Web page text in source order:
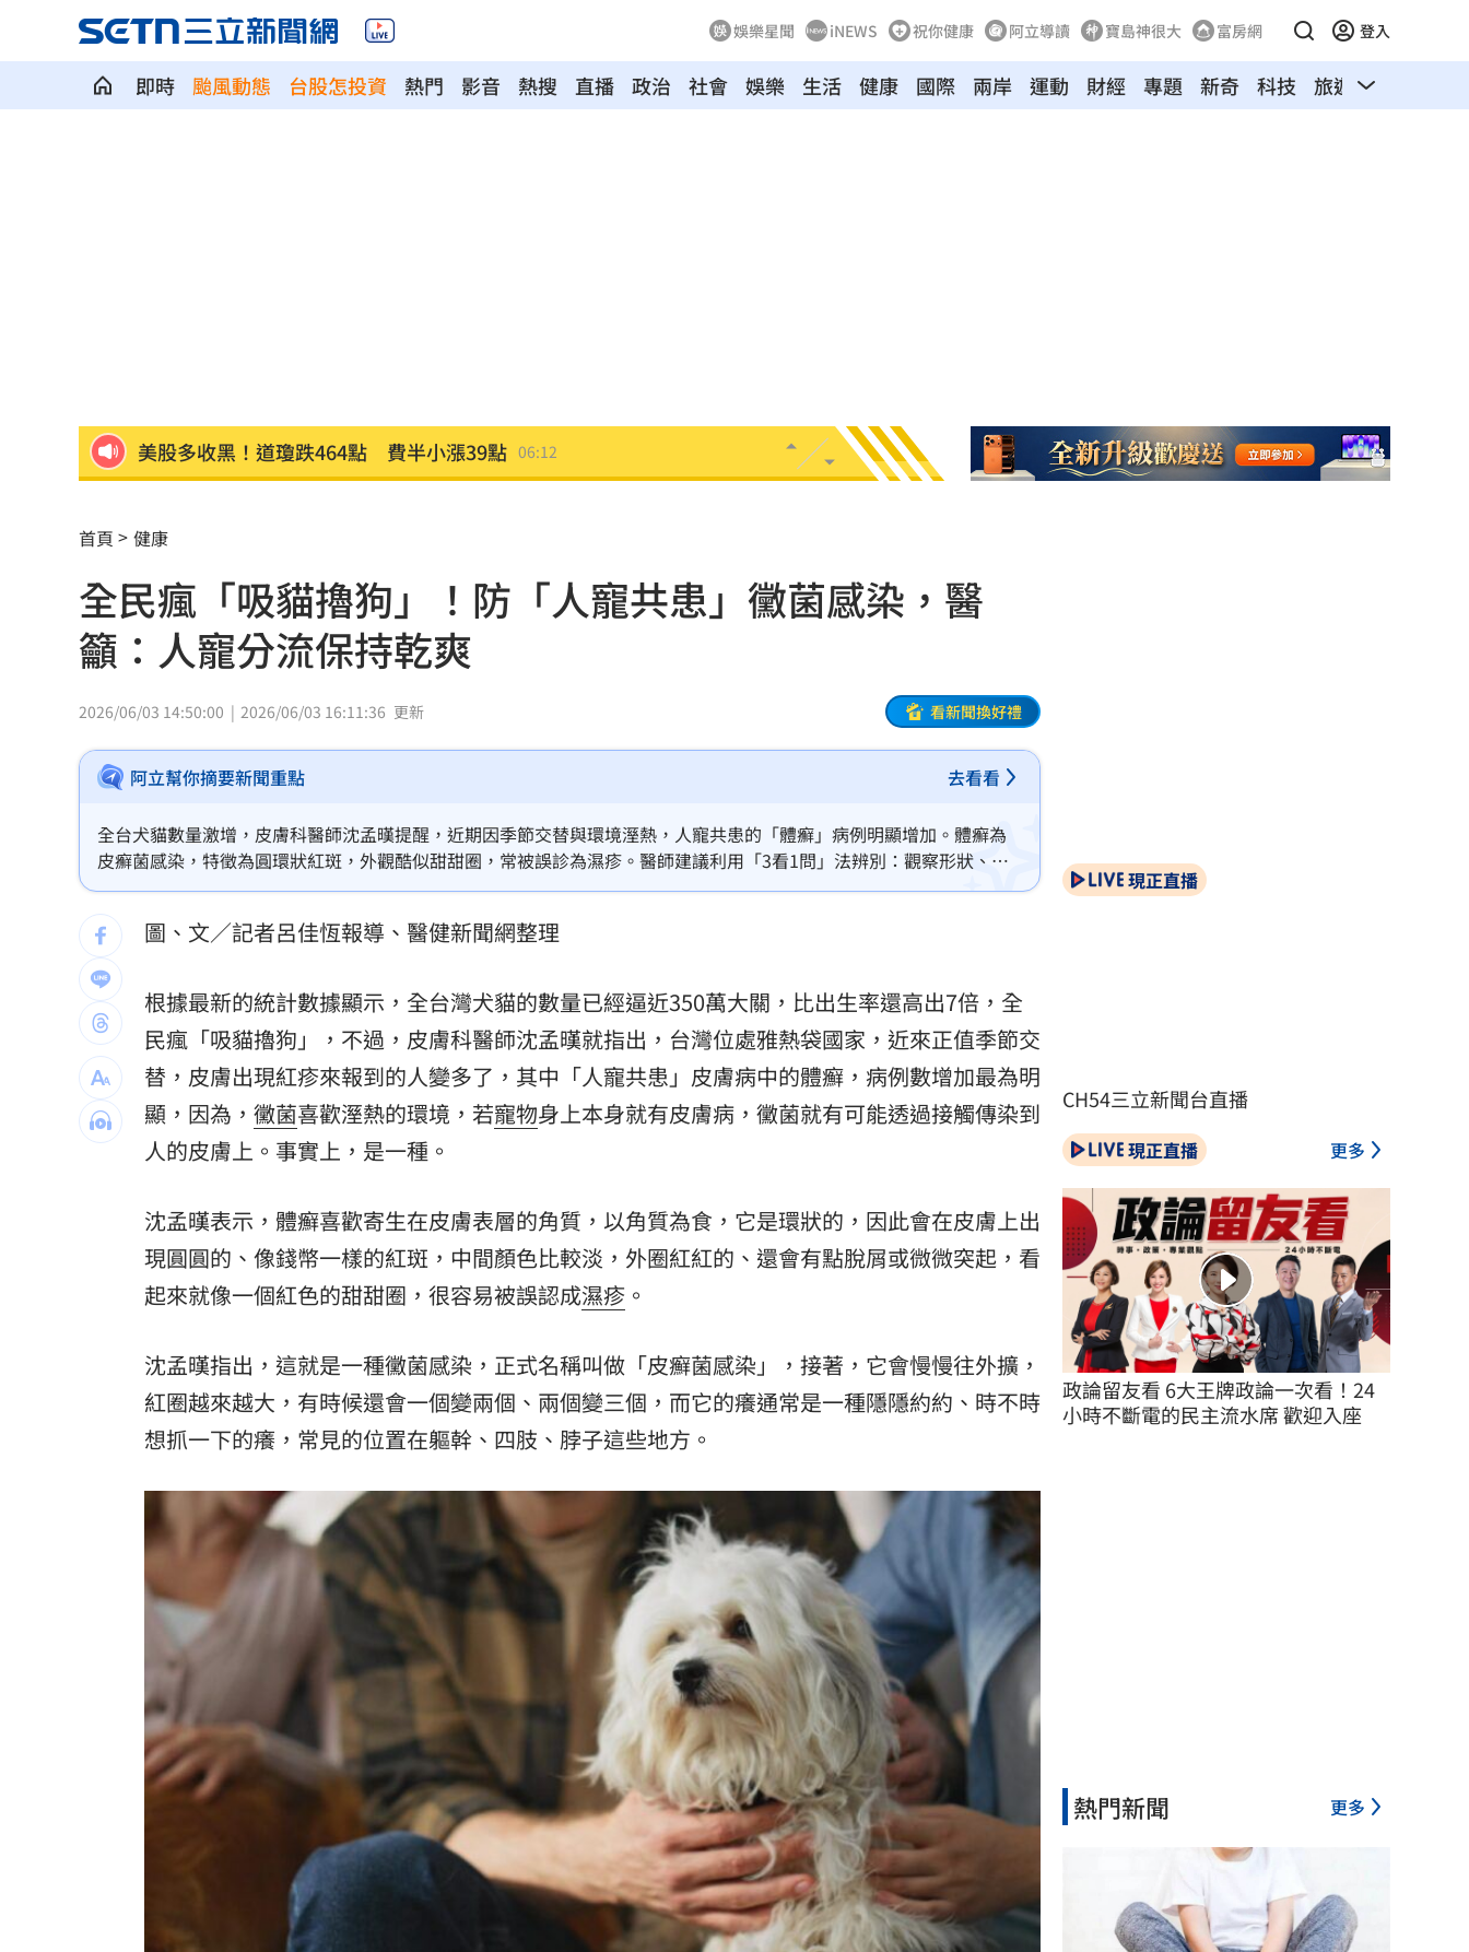
娛樂星聞 iNEWS 祝你健康 阿立導讀 寶島神很大 富房網 登入
即時 颱風動態 台股怎投資 熱門 影音 熱搜 直播 政治 社會 娛樂 生活 健康 國際 兩岸 運動 財經 專題 新奇 科技 旅遊 汽車
今迎立秋！「5星座、5生肖」財運旺到爆 06:10
網紅肥大叔猝逝！網淚：一直覺得怪
白海豚最快今發海警！專家曝停班停課機率 06:06
「這10檔」領漲狂飆！海外ETF反攻 06:05
19歲男上國道「離奇火燒車」3人急逃保命
詐慈濟10.6億住豪宅 女律師豪奢生活曝光 06:00
女律師為何騙到慈濟10億？李怡貞驚揭身分 05:50
北京爆不滿對台軍售 美國防官員訪中受阻 05:39
韓股又出事？高盛喊出「新目標價」 05:35
台北市長投票結果曝 她驚喊：蔣該緊張了 05:33
台灣彩券開獎直播中 20:31
LIVE三立+24小時直播
三立iNEWS新聞台線上直播 18:00
理想混蛋號召粉絲跨海追星吃美食！ 18:15
首頁 健康
全民瘋「吸貓擼狗」！防「人寵共患」黴菌感染，醫
籲：人寵分流保持乾爽
2026/06/03 14:50:00 2026/06/03 16:11:36 更新 看新聞換好禮
阿立幫你摘要新聞重點 去看看
全台犬貓數量激增，皮膚科醫師沈孟暵提醒，近期因季節交替與環境溼熱，人寵共患的「體癬」病例明顯增加。體癬為
皮癬菌感染，特徵為圓環狀紅斑，外觀酷似甜甜圈，常被誤診為濕疹。醫師建議利用「3看1問」法辨別：觀察形狀、擴
散方式、對類固醇反應及寵物接觸史。治療關鍵在於完成2至4週療程，切忌自行亂塗藥膏或提早停藥，以免引發抗藥
性。預防感染應保持皮膚乾爽、接觸寵物後勤洗手，並定期為毛小孩健檢，才能享受健康的人寵生活。
圖、文／記者呂佳恆報導、醫健新聞網整理
根據最新的統計數據顯示，全台灣犬貓的數量已經逼近350萬大關，比出生率還高出7倍，全
民瘋「吸貓擼狗」，不過，皮膚科醫師沈孟暵就指出，台灣位處雅熱袋國家，近來正值季節交
替，皮膚出現紅疹來報到的人變多了，其中「人寵共患」皮膚病中的體癬，病例數增加最為明
顯，因為， 黴菌喜歡溼熱的環境，若寵物身上本身就有皮膚病，黴菌就有可能透過接觸傳染到
人的皮膚上。事實上，是一種。
沈孟暵表示，體癬喜歡寄生在皮膚表層的角質，以角質為食，它是環狀的，因此會在皮膚上出
現圓圓的、像錢幣一樣的紅斑，中間顏色比較淡，外圈紅紅的、還會有點脫屑或微微突起，看
起來就像一個紅色的甜甜圈，很容易被誤認成濕疹 。
沈孟暵指出，這就是一種黴菌感染，正式名稱叫做「皮癬菌感染」，接著，它會慢慢往外擴，
紅圈越來越大，有時候還會一個變兩個、兩個變三個，而它的癢通常是一種隱隱約約、時不時
想抓一下的癢，常見的位置在軀幹、四肢、脖子這些地方。
現正直播
CH54三立新聞台直播
現正直播 更多
政論留友看 6大王牌政論一次看！24
小時不斷電的民主流水席 歡迎入座
熱門新聞 更多